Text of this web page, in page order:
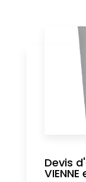
Devis
VIENNE